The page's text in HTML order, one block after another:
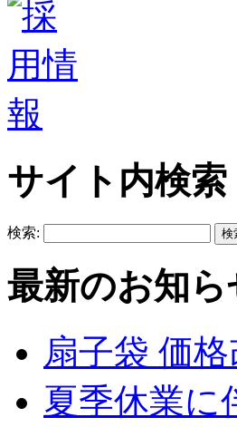
サイト内検索
検索:
最新のお知ら
扇子袋 価
夏季休業に